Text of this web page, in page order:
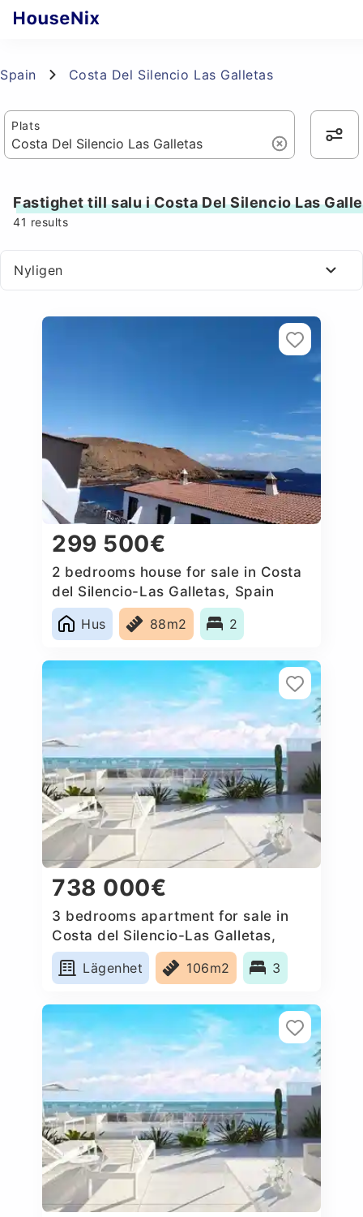
Spain Costa Del Silencio Las Galletas
Plats
Fastighet till salu i Costa Del Silencio Las
41 results
Nyligen
299 500€
2 bedrooms house for sale in Costa
del Silencio-Las Galletas, Spain
Hus
88m2 2
738 000€
3 bedrooms apartment for sale in
Costa del Silencio-Las Galletas,
Spain
Lägenhet
106m2 3